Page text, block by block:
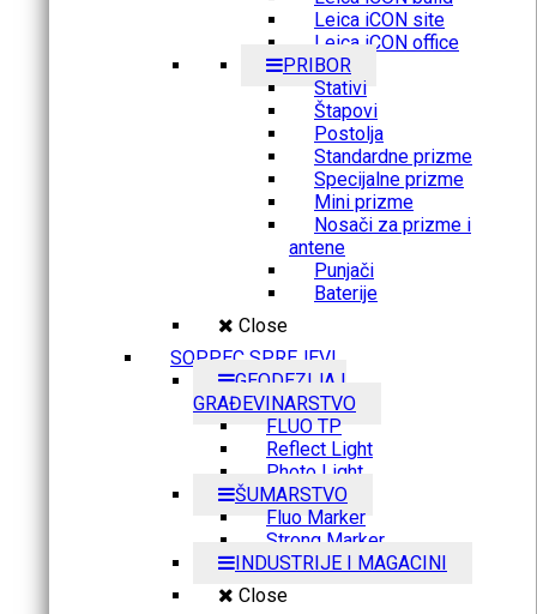
Leica iCON site
Leica iCON office
PRIBOR
Stativi
Štapovi
Postolja
Standardne prizme
Specijalne prizme
Mini prizme
Nosači za prizme i
antene
Punjači
Baterije
Close
SOPPEC SPREJEVI
GEODEZIJA I
GRAĐEVINARSTVO
FLUO TP
Reflect Light
Photo Light
ŠUMARSTVO
Fluo Marker
Strong Marker
INDUSTRIJE I MAGACINI
Close